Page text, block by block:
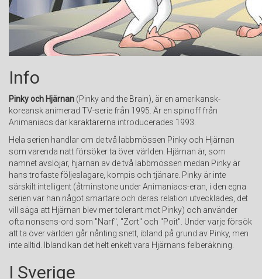
Info
Pinky och Hjärnan (Pinky and the Brain), är en amerikansk-
koreansk animerad TV-serie från 1995. Är en spinoff från
Animaniacs där karaktärerna introducerades 1993.
Hela serien handlar om de två labbmössen Pinky och Hjärnan
som varenda natt försöker ta över världen. Hjärnan är, som
namnet avslöjar, hjärnan av de två labbmössen medan Pinky är
hans trofaste följeslagare, kompis och tjänare. Pinky är inte
särskilt intelligent (åtminstone under Animaniacs-eran, i den egna
serien var han något smartare och deras relation utvecklades, det
vill säga att Hjärnan blev mer tolerant mot Pinky) och använder
ofta nonsens-ord som "Narf", "Zort" och "Poit". Under varje försök
att ta över världen går nånting snett, ibland på grund av Pinky, men
inte alltid. Ibland kan det helt enkelt vara Hjärnans felberäkning.
I Sverige